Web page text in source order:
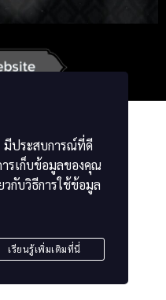
มีประสบการณ์ที่ดี
ารเก็บข้อมูลของคุณ
กับวิธีการใช้ข้อมูล
เรียนรู้เพิ่มเติมที่นี่